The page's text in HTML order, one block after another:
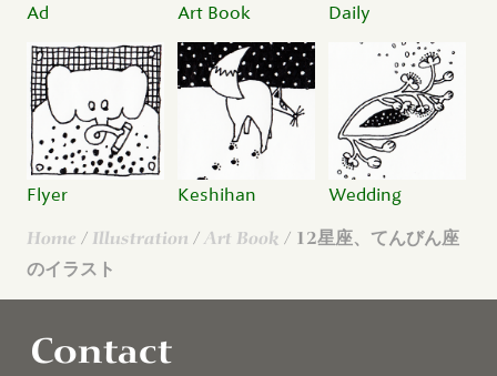
Ad Art Book Daily
Flyer Keshihan Wedding
Home / Illustration / Art Book / 12星座、てんびん座
のイラスト
Contact